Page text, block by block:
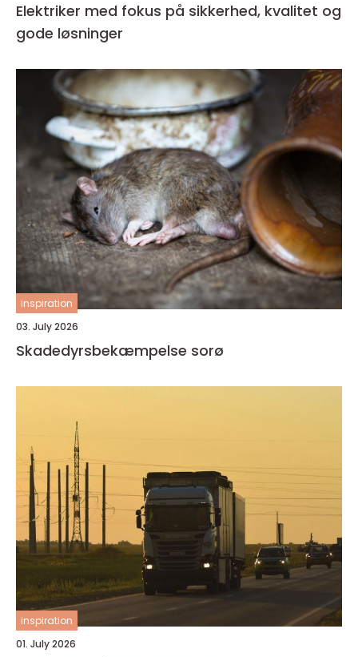
Elektriker med fokus på sikkerhed, kvalitet og
gode løsninger
inspiration
03. July 2026
Skadedyrsbekæmpelse sorø
inspiration
01. July 2026